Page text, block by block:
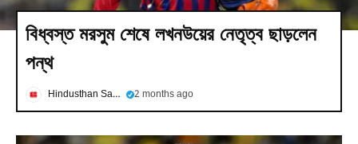
বিধ্বস্ত মরসুম শেষে লখনউয়ের নেতৃত্ব ছাড়লেন
পন্থ
Hindusthan Samachar 2 months ago